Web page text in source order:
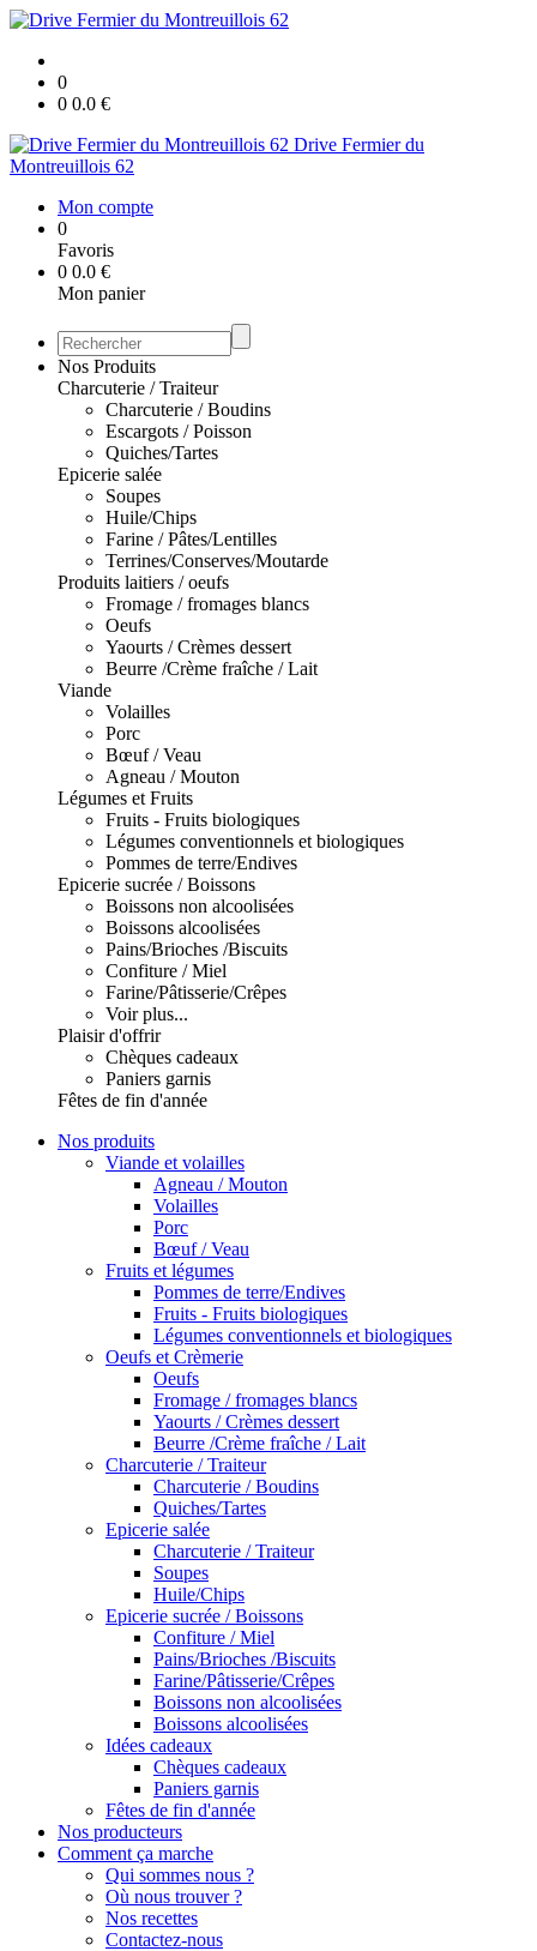
0
0 0.0 €
Drive Fermier du
Montreuillois 62
Mon compte
0
Favoris
0 0.0 €
Mon panier
Nos Produits
Charcuterie / Traiteur
Charcuterie / Boudins
Escargots / Poisson
Quiches/Tartes
Epicerie salée
Soupes
Huile/Chips
Farine / Pâtes/Lentilles
Terrines/Conserves/Moutarde
Produits laitiers / oeufs
Fromage / fromages blancs
Oeufs
Yaourts / Crèmes dessert
Beurre /Crème fraîche / Lait
Viande
Volailles
Porc
Bœuf / Veau
Agneau / Mouton
Légumes et Fruits
Fruits - Fruits biologiques
Légumes conventionnels et biologiques
Pommes de terre/Endives
Epicerie sucrée / Boissons
Boissons non alcoolisées
Boissons alcoolisées
Pains/Brioches /Biscuits
Confiture / Miel
Farine/Pâtisserie/Crêpes
Voir plus...
Plaisir d'offrir
Chèques cadeaux
Paniers garnis
Fêtes de fin d'année
Nos produits
Viande et volailles
Agneau / Mouton
Volailles
Porc
Bœuf / Veau
Fruits et légumes
Pommes de terre/Endives
Fruits - Fruits biologiques
Légumes conventionnels et biologiques
Oeufs et Crèmerie
Oeufs
Fromage / fromages blancs
Yaourts / Crèmes dessert
Beurre /Crème fraîche / Lait
Charcuterie / Traiteur
Charcuterie / Boudins
Quiches/Tartes
Epicerie salée
Charcuterie / Traiteur
Soupes
Huile/Chips
Epicerie sucrée / Boissons
Confiture / Miel
Pains/Brioches /Biscuits
Farine/Pâtisserie/Crêpes
Boissons non alcoolisées
Boissons alcoolisées
Idées cadeaux
Chèques cadeaux
Paniers garnis
Fêtes de fin d'année
Nos producteurs
Comment ça marche
Qui sommes nous ?
Où nous trouver ?
Nos recettes
Contactez-nous